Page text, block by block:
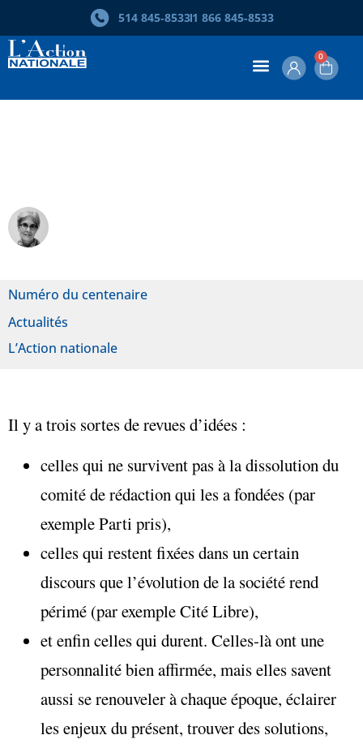
514 845‑85331 866 845‑8533
0
Numéro du centenaire
Actualités
L’Action nationale
Il y a trois sortes de revues d’idées :
celles qui ne survivent pas à la dissolution du
comité de rédaction qui les a fondées (par
exemple Parti pris),
celles qui restent fixées dans un certain
discours que l’évolution de la société rend
périmé (par exemple Cité Libre),
et enfin celles qui durent. Celles-là ont une
personnalité bien affirmée, mais elles savent
aussi se renouveler à chaque époque, éclairer
les enjeux du présent, trouver des solutions,